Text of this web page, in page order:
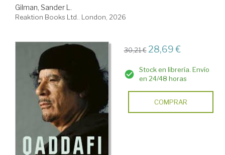
Gilman, Sander L.
Reaktion Books Ltd.. London, 2026
30,21 € 28,69 €
Stock en librería. Envío
en 24/48 horas
COMPRAR